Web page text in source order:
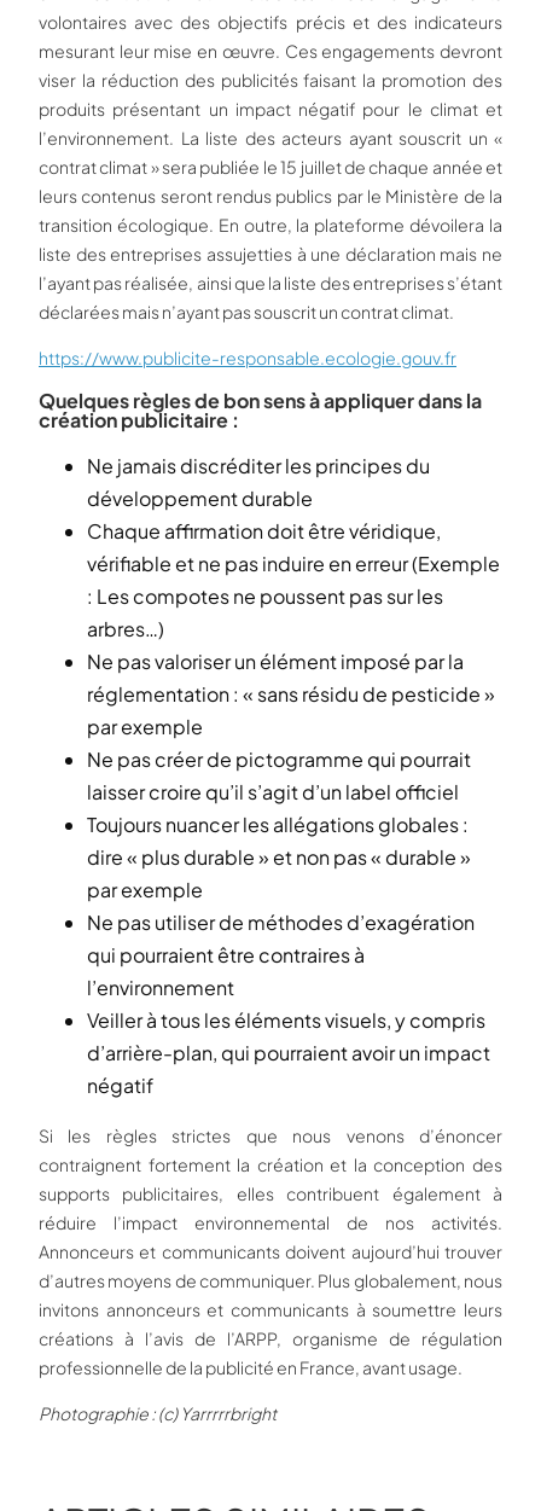
volontaires avec des objectifs précis et des indicateurs
mesurant leur mise en œuvre. Ces engagements devront
viser la réduction des publicités faisant la promotion des
produits présentant un impact négatif pour le climat et
l’environnement. La liste des acteurs ayant souscrit un «
contrat climat » sera publiée le 15 juillet de chaque année et
leurs contenus seront rendus publics par le Ministère de la
transition écologique. En outre, la plateforme dévoilera la
liste des entreprises assujetties à une déclaration mais ne
l’ayant pas réalisée, ainsi que la liste des entreprises s’étant
déclarées mais n’ayant pas souscrit un contrat climat.
https://www.publicite-responsable.ecologie.gouv.fr
Quelques règles de bon sens à appliquer dans la
création publicitaire :
Ne jamais discréditer les principes du
développement durable
Chaque affirmation doit être véridique,
vérifiable et ne pas induire en erreur (Exemple
: Les compotes ne poussent pas sur les
arbres…)
Ne pas valoriser un élément imposé par la
réglementation : « sans résidu de pesticide »
par exemple
Ne pas créer de pictogramme qui pourrait
laisser croire qu’il s’agit d’un label officiel
Toujours nuancer les allégations globales :
dire « plus durable » et non pas « durable »
par exemple
Ne pas utiliser de méthodes d’exagération
qui pourraient être contraires à
l’environnement
Veiller à tous les éléments visuels, y compris
d’arrière-plan, qui pourraient avoir un impact
négatif
Si les règles strictes que nous venons d’énoncer
contraignent fortement la création et la conception des
supports publicitaires, elles contribuent également à
réduire l’impact environnemental de nos activités.
Annonceurs et communicants doivent aujourd’hui trouver
d’autres moyens de communiquer. Plus globalement, nous
invitons annonceurs et communicants à soumettre leurs
créations à l’avis de l’ARPP, organisme de régulation
professionnelle de la publicité en France, avant usage.
Photographie : (c) Yarrrrrbright